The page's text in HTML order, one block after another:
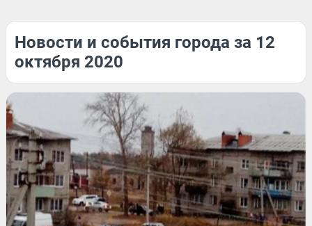
Новости и события города за 12
октября 2020